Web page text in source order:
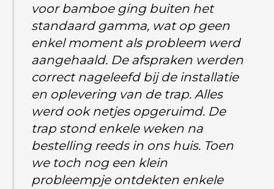
voor bamboe ging buiten het
standaard gamma, wat op geen
enkel moment als probleem werd
aangehaald. De afspraken werden
correct nageleefd bij de installatie
en oplevering van de trap. Alles
werd ook netjes opgeruimd. De
trap stond enkele weken na
bestelling reeds in ons huis. Toen
we toch nog een klein
probleempje ontdekten enkele